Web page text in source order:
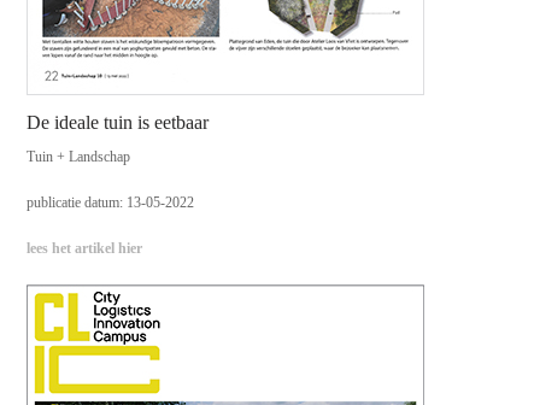
De ideale tuin is eetbaar
Tuin + Landschap
publicatie datum: 13-05-2022
lees het artikel hier